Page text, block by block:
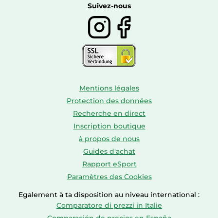
Suivez-nous
Mentions légales
Protection des données
Recherche en direct
Inscription boutique
à propos de nous
Guides d'achat
Rapport eSport
Paramètres des Cookies
Egalement à ta disposition au niveau international :
Comparatore di prezzi in Italie